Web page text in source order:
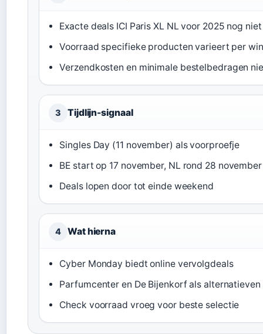
Exacte deals ICI Paris XL NL voor 2025 nog
Voorraad specifieke producten varieert per
Verzendkosten en minimale bestelbedragen
3 Tijdlijn-signaal
Singles Day (11 november) als voorproefje
BE start op 17 november, NL rond 28 november
Deals lopen door tot einde weekend
4 Wat hierna
Cyber Monday biedt online vervolgdeals
Parfumcenter en De Bijenkorf als alternatieven
Check voorraad vroeg voor beste selectie